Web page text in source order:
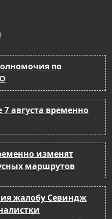
по
августа временно
изменят
маршрутов
жалобу Севиндж